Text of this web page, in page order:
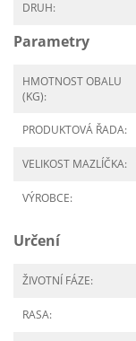
DRUH:
Parametry
HMOTNOST OBALU
(KG):
PRODUKTOVÁ ŘADA:
VELIKOST MAZLÍČKA:
VÝROBCE:
Určení
ŽIVOTNÍ FÁZE:
RASA: